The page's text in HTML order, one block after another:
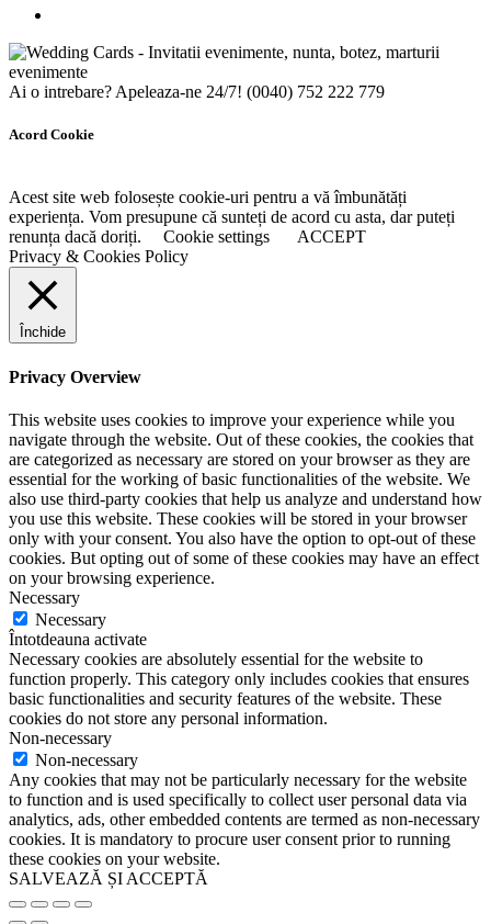
Ai o intrebare? Apeleaza-ne 24/7! (0040) 752 222 779
Acord Cookie
Acest site web folosește cookie-uri pentru a vă îmbunătăți
experiența. Vom presupune că sunteți de acord cu asta, dar puteți
renunța dacă doriți.
Cookie settings
ACCEPT
Privacy & Cookies Policy
Închide
Privacy Overview
This website uses cookies to improve your experience while you
navigate through the website. Out of these cookies, the cookies that
are categorized as necessary are stored on your browser as they are
essential for the working of basic functionalities of the website. We
also use third-party cookies that help us analyze and understand how
you use this website. These cookies will be stored in your browser
only with your consent. You also have the option to opt-out of these
cookies. But opting out of some of these cookies may have an effect
on your browsing experience.
Necessary
Necessary
Întotdeauna activate
Necessary cookies are absolutely essential for the website to
function properly. This category only includes cookies that ensures
basic functionalities and security features of the website. These
cookies do not store any personal information.
Non-necessary
Non-necessary
Any cookies that may not be particularly necessary for the website
to function and is used specifically to collect user personal data via
analytics, ads, other embedded contents are termed as non-necessary
cookies. It is mandatory to procure user consent prior to running
these cookies on your website.
SALVEAZĂ ȘI ACCEPTĂ